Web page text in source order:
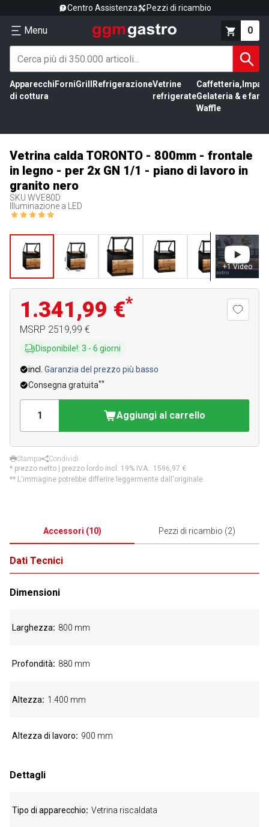
Centro Assistenza Pezzi di ricambio
Menu 0
Apparecchi
di cottura
ForniGrill RefrigerazioneVetrine
refrigerate
Caffetteria,
Gelateria &
Waffle
e
Vetrina calda TORONTO - 800mm - frontale
in legno - per 2x GN 1/1 - piano di lavoro in
granito nero
SKU WVE80D
Illuminazione a LED
+1 Video
1.341,99 €*
MSRP 2519,99 €
Disponibile!: 3 - 6 giorni
incl. Garanzia del prezzo più basso
Consegna gratuita**
Aggiungi al carrello
Stampa
Condividi
* prezzo netto | prezzo lordo incl. 19% IVA.: 1596,97 €
** L'immagine potrebbe differire leggermente dall'originale.
Accessori (10) Pezzi di ricambio (2)
Dati Tecnici
Dimensioni
Larghezza 800 mm
Profondità 880 mm
Altezza 1.400 mm
Altezza di lavoro 900 mm
Dettagli
Tipo di apparecchio Vetrina riscaldata